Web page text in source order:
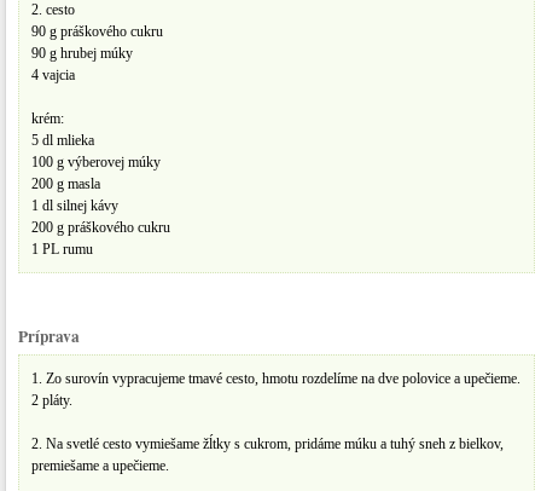
2. cesto
90 g práškového cukru
90 g hrubej múky
4 vajcia
krém:
5 dl mlieka
100 g výberovej múky
200 g masla
1 dl silnej kávy
200 g práškového cukru
1 PL rumu
Príprava
1. Zo surovín vypracujeme tmavé cesto, hmotu rozdelíme na dve polovice a upečieme.
2 pláty.
2. Na svetlé cesto vymiešame žĺtky s cukrom, pridáme múku a tuhý sneh z bielkov,
premiešame a upečieme.